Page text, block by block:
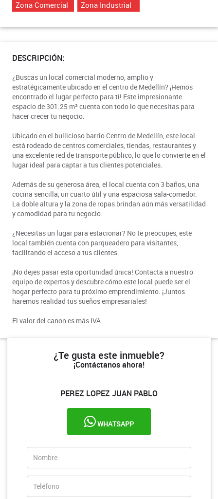
Zona Comercial Zona Industrial
DESCRIPCIÓN:
¿Buscas un local comercial moderno, amplio y
estratégicamente ubicado en el centro de Medellín? ¡Hemos
encontrado el lugar perfecto para ti! Este impresionante
espacio de 301.25 m² cuenta con todo lo que necesitas para
hacer crecer tu negocio.
Ubicado en el bullicioso barrio Centro de Medellín, este local
está rodeado de centros comerciales, tiendas, restaurantes y
una excelente red de transporte público, lo que lo convierte en el
lugar ideal para captar a tus clientes potenciales.
Además de su generosa área, el local cuenta con 3 baños, una
cocina sencilla, un cuarto útil y una espaciosa sala-comedor.
La doble altura y la zona de ropas brindan aún más versatilidad
y comodidad para tu negocio.
¿Necesitas un lugar para estacionar? No te preocupes, este
local también cuenta con parqueadero para visitantes,
facilitando el acceso a tus clientes.
¡No dejes pasar esta oportunidad única! Contacta a nuestro
equipo de expertos y descubre cómo este local puede ser el
hogar perfecto para tu próximo emprendimiento. ¡Juntos
haremos realidad tus sueños empresariales!
El valor del canon es más IVA.
¿Te gusta este inmueble?
¡Contáctanos ahora!
PEREZ LOPEZ JUAN PABLO
WHATSAPP